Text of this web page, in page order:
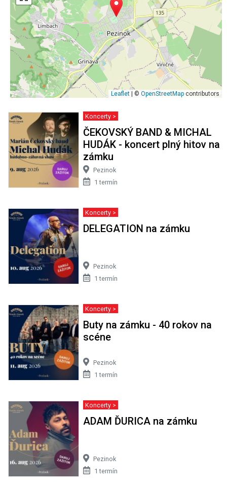
Leaflet | © OpenStreetMap contributors
Koncerty >
ČEKOVSKÝ BAND & MICHAL
HUDÁK - koncert plný hitov na
zámku
Pezinok
1 termín
Koncerty >
DELEGATION na zámku
Pezinok
1 termín
Koncerty >
Buty na zámku - 40 rokov na
scéne
Pezinok
1 termín
Koncerty >
ADAM ĎURICA na zámku
Pezinok
1 termín